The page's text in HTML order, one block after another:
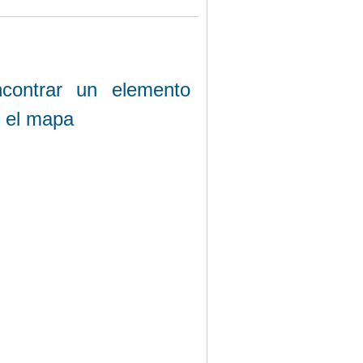
un elemento
el mapa